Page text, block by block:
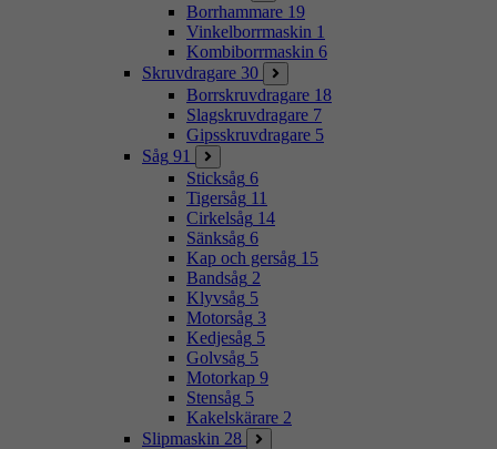
Borrhammare 19
Vinkelborrmaskin 1
Kombiborrmaskin 6
Skruvdragare 30
Borrskruvdragare 18
Slagskruvdragare 7
Gipsskruvdragare 5
Såg 91
Sticksåg 6
Tigersåg 11
Cirkelsåg 14
Sänksåg 6
Kap och gersåg 15
Bandsåg 2
Klyvsåg 5
Motorsåg 3
Kedjesåg 5
Golvsåg 5
Motorkap 9
Stensåg 5
Kakelskärare 2
Slipmaskin 28